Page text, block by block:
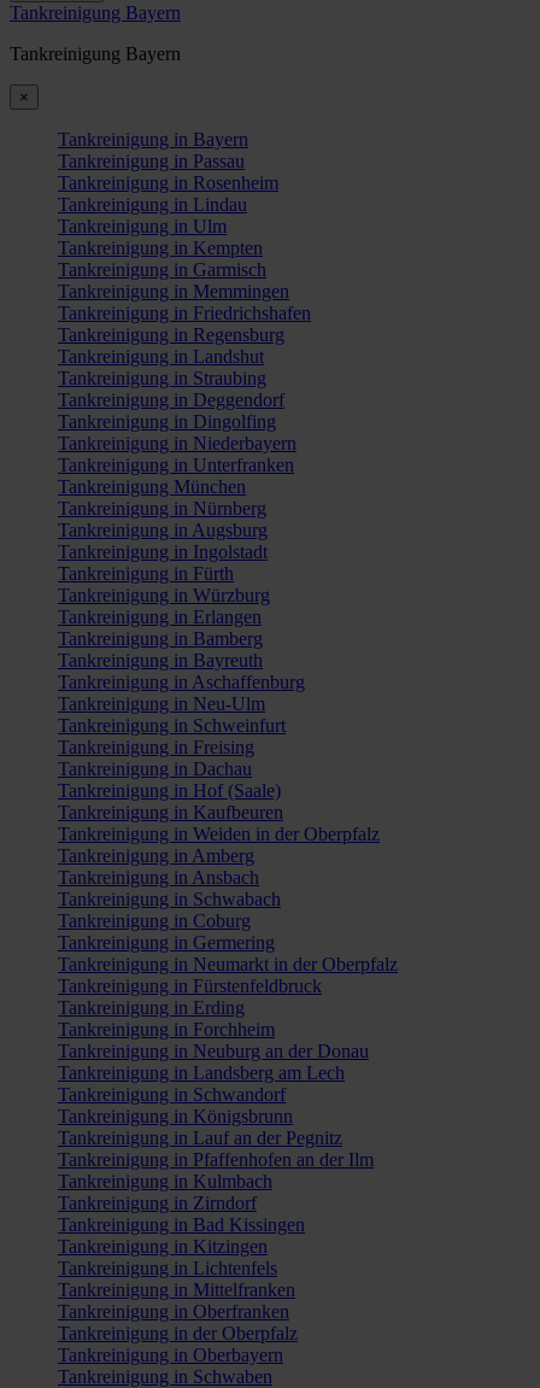
Tankreinigung Bayern
Tankreinigung Bayern
×
Tankreinigung in Bayern
Tankreinigung in Passau
Tankreinigung in Rosenheim
Tankreinigung in Lindau
Tankreinigung in Ulm
Tankreinigung in Kempten
Tankreinigung in Garmisch
Tankreinigung in Memmingen
Tankreinigung in Friedrichshafen
Tankreinigung in Regensburg
Tankreinigung in Landshut
Tankreinigung in Straubing
Tankreinigung in Deggendorf
Tankreinigung in Dingolfing
Tankreinigung in Niederbayern
Tankreinigung in Unterfranken
Tankreinigung München
Tankreinigung in Nürnberg
Tankreinigung in Augsburg
Tankreinigung in Ingolstadt
Tankreinigung in Fürth
Tankreinigung in Würzburg
Tankreinigung in Erlangen
Tankreinigung in Bamberg
Tankreinigung in Bayreuth
Tankreinigung in Aschaffenburg
Tankreinigung in Neu-Ulm
Tankreinigung in Schweinfurt
Tankreinigung in Freising
Tankreinigung in Dachau
Tankreinigung in Hof (Saale)
Tankreinigung in Kaufbeuren
Tankreinigung in Weiden in der Oberpfalz
Tankreinigung in Amberg
Tankreinigung in Ansbach
Tankreinigung in Schwabach
Tankreinigung in Coburg
Tankreinigung in Germering
Tankreinigung in Neumarkt in der Oberpfalz
Tankreinigung in Fürstenfeldbruck
Tankreinigung in Erding
Tankreinigung in Forchheim
Tankreinigung in Neuburg an der Donau
Tankreinigung in Landsberg am Lech
Tankreinigung in Schwandorf
Tankreinigung in Königsbrunn
Tankreinigung in Lauf an der Pegnitz
Tankreinigung in Pfaffenhofen an der Ilm
Tankreinigung in Kulmbach
Tankreinigung in Zirndorf
Tankreinigung in Bad Kissingen
Tankreinigung in Kitzingen
Tankreinigung in Lichtenfels
Tankreinigung in Mittelfranken
Tankreinigung in Oberfranken
Tankreinigung in der Oberpfalz
Tankreinigung in Oberbayern
Tankreinigung in Schwaben